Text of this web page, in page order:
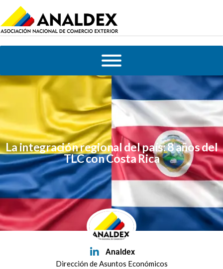
La integración regional del país: 8 años del
TLC con Costa Rica
Analdex
Dirección de Asuntos Económicos